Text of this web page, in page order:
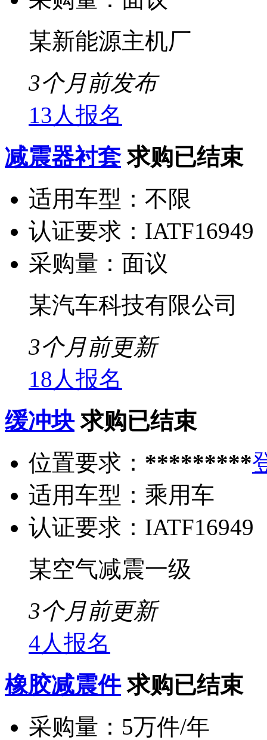
某新能源主机厂
3个月前发布
13人报名
减震器衬套 求购已结束
适用车型： 不限
认证要求： IATF16949
采购量： 面议
某汽车科技有限公司
3个月前更新
18人报名
缓冲块 求购已结束
位置要求： *********
适用车型： 乘用车
认证要求： IATF16949
某空气减震一级
3个月前更新
4人报名
橡胶减震件 求购已结束
采购量： 5万件/年